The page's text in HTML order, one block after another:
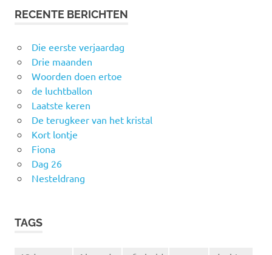
RECENTE BERICHTEN
Die eerste verjaardag
Drie maanden
Woorden doen ertoe
de luchtballon
Laatste keren
De terugkeer van het kristal
Kort lontje
Fiona
Dag 26
Nesteldrang
TAGS